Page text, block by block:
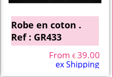
Robe en coton .
Ref : GR433
From €39.00
ex Shipping